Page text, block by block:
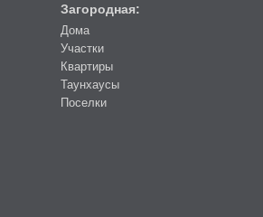
Загородная:
Дома
Участки
Квартиры
Таунхаусы
Поселки